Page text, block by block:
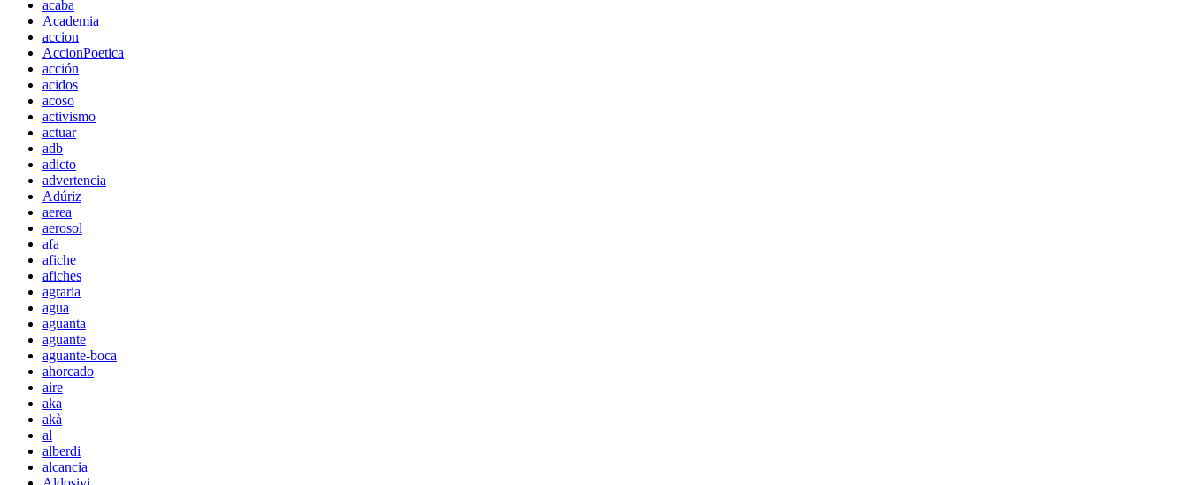
acaba
Academia
accion
AccionPoetica
acción
acidos
acoso
activismo
actuar
adb
adicto
advertencia
Adúriz
aerea
aerosol
afa
afiche
afiches
agraria
agua
aguanta
aguante
aguante-boca
ahorcado
aire
aka
akà
al
alberdi
alcancia